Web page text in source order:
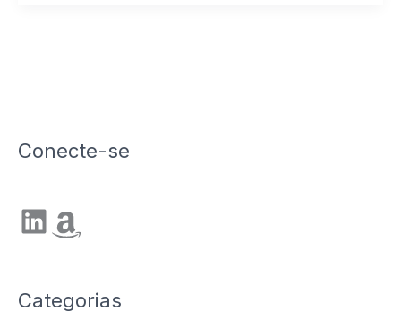
Conecte-se
LinkedIn Amazon
Categorias